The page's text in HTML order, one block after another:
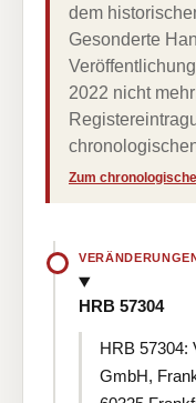
dem
Gesonderte
2022 nicht
Zum
HRB 57304
HRB 57304:
GmbH,